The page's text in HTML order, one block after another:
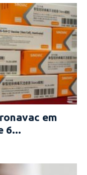
em
6...